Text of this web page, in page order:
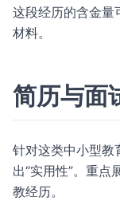
这段经历的含金量
材料。
简历与面
针对这类中小型教
出“实用性”。重点
教经历。